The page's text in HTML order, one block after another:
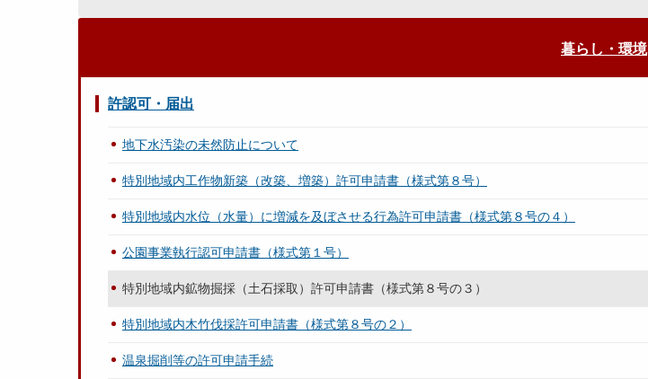
暮らし・環境
許認可・届出
地下水汚染の未然防止について
特別地域内工作物新築（改築、増築）許可申請書（様式第８号）
特別地域内水位（水量）に増減を及ぼさせる行為許可申請書（様式第８号の４）
公園事業執行認可申請書（様式第１号）
特別地域内鉱物掘採（土石採取）許可申請書（様式第８号の３）
特別地域内木竹伐採許可申請書（様式第８号の２）
温泉掘削等の許可申請手続